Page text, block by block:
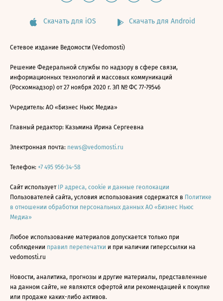
Скачать для iOS Скачать для Android
Сетевое издание Ведомости (Vedomosti)
Решение Федеральной службы по надзору в сфере связи,
информационных технологий и массовых коммуникаций
(Роскомнадзор) от 27 ноября 2020 г. ЭЛ № ФС 77-79546
Учредитель: АО «Бизнес Ньюс Медиа»
Главный редактор: Казьмина Ирина Сергеевна
Электронная почта: news@vedomosti.ru
Телефон: +7 495 956-34-58
Сайт использует IP адреса, cookie и данные геолокации
Пользователей сайта, условия использования содержатся в Политике
в отношении обработки персональных данных АО «Бизнес Ньюс
Медиа»
Любое использование материалов допускается только при
соблюдении правил перепечатки и при наличии гиперссылки на
vedomosti.ru
Новости, аналитика, прогнозы и другие материалы, представленные
на данном сайте, не являются офертой или рекомендацией к покупке
или продаже каких-либо активов.